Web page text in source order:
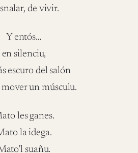
de vivir.
Y entós…
en silenciu,
escuro del salón
un músculu.
les ganes.
la idega.
suañu.